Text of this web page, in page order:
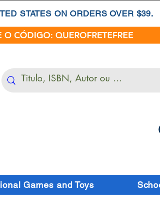
STATES ON ORDERS OVER $39.
O CÓDIGO: QUEROFRETEFREE
Games and Toys